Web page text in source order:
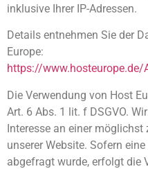
inklusive Ihrer IP-Adressen.
Details entnehmen Sie der
Europe:
https://
Die Verwendung von Host
Art. 6 Abs. 1 lit. f DSGVO.
Interesse an einer
unserer Website. Sofern
abgefragt wurde, erfolgt die